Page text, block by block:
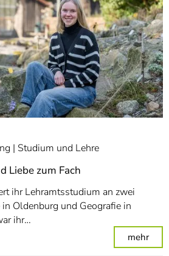
Studium und Lehre
Liebe zum Fach
ihr Lehramtsstudium an zwei
Oldenburg und Geografie in
ihr…
mehr: Mit